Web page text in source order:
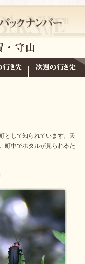
として知られています。天
町中でホタルが見られるた